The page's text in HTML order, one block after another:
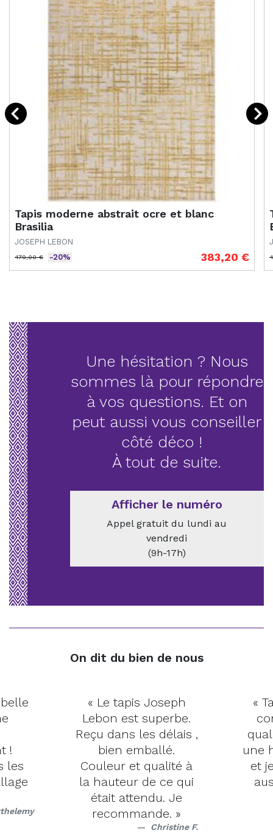
Tapis moderne abstrait ocre et blanc
Brasilia
JOSEPH LEBON
Prix de base
479,00 €
Prix -20% 383,20 €
Une hésitation ? Nous
sommes là pour répondre
à vos questions. Et on
peut aussi vous conseiller
côté déco !
À tout de suite.
Afficher le numéro
Appel gratuit du lundi au
vendredi
(9h-17h)
On dit du bien de nous
!
les
« Le tapis Joseph
Lebon est superbe.
Reçu dans les délais ,
bien emballé.
Couleur et qualité à
la hauteur de ce qui
était attendu. Je
recommande. »
Christine F.
«
une
et